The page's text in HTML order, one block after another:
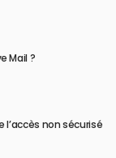
Mail ?
l’accès non sécurisé